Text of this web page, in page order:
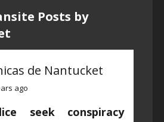
Posts by
de Nantucket
ago
seek conspiracy